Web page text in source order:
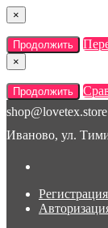
×
Продолжить
×
Продолжить
Иваново, ул.
Регистрация